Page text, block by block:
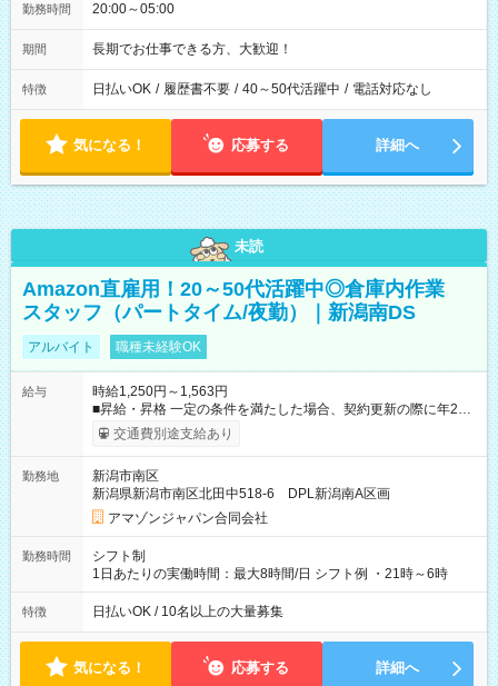
勤務時間 20:00～05:00
期間 長期でお仕事できる方、大歓迎！
特徴 日払いOK / 履歴書不要 / 40～50代活躍中 / 電話対応なし
気になる！ 応募する 詳細へ
未読
Amazon直雇用！20～50代活躍中◎倉庫内作業
スタッフ（パートタイム/夜勤）｜新潟南DS
アルバイト 職種未経験OK
給与
時給1,250円～1,563円
■昇給・昇格 一定の条件を満たした場合、契約更新の際に年2回
まで昇給の機会があります。 ■正社員登用制度あり ※月末締/翌
月25日支払い ※時間外手当、別途支給 ※深夜割増賃金 (22:00～
☆Amazon直雇用で安定して働けます！ 【試用期間】試用期間
あり 試用期間の長さ：1週間 雇用形態、給与は本採用時と同じ
です。
交通費別途支給あり
勤務地
新潟市南区
新潟県新潟市南区北田中518-6 DPL新潟南A区画
アマゾンジャパン合同会社
勤務時間
シフト制
1日あたりの実働時間：最大8時間/日 シフト例 ・21時～6時
特徴 日払いOK / 10名以上の大量募集
気になる！ 応募する 詳細へ